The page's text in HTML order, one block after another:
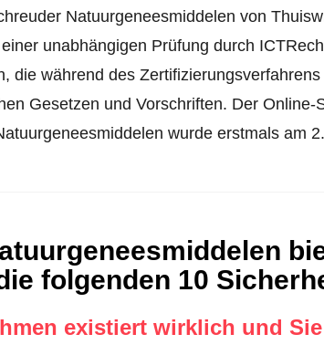
Natuurgeneesmiddelen von
unabhängigen Prüfung durch
die während des
Gesetzen und Vorschriften. Der
wurde erstmals am
folgenden 10
existiert wirklich und